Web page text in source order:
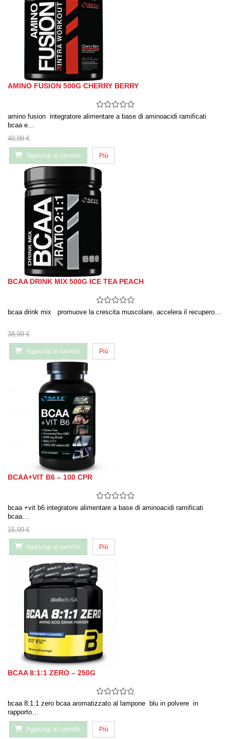
AMINO FUSION 500G CHERRY BERRY
amino fusion integratore alimentare a base di aminoacidi ramificati
bcaa e…
40,99 €
Aggiungi al carrello Più
BCAA DRINK MIX 500G ICE TEA PEACH
bcaa drink mix promuove la crescita muscolare, accelera il recupero…
38,99 €
Aggiungi al carrello Più
BCAA+VIT B6 – 100 CPR
bcaa +vit b6 integratore alimentare a base di aminoacidi ramificati
bcaa…
15,99 €
Aggiungi al carrello Più
BCAA 8:1:1 ZERO – 250G
bcaa 8:1:1 zero bcaa aromatizzato al lampone blu in polvere in
rapporto…
Aggiungi al carrello Più